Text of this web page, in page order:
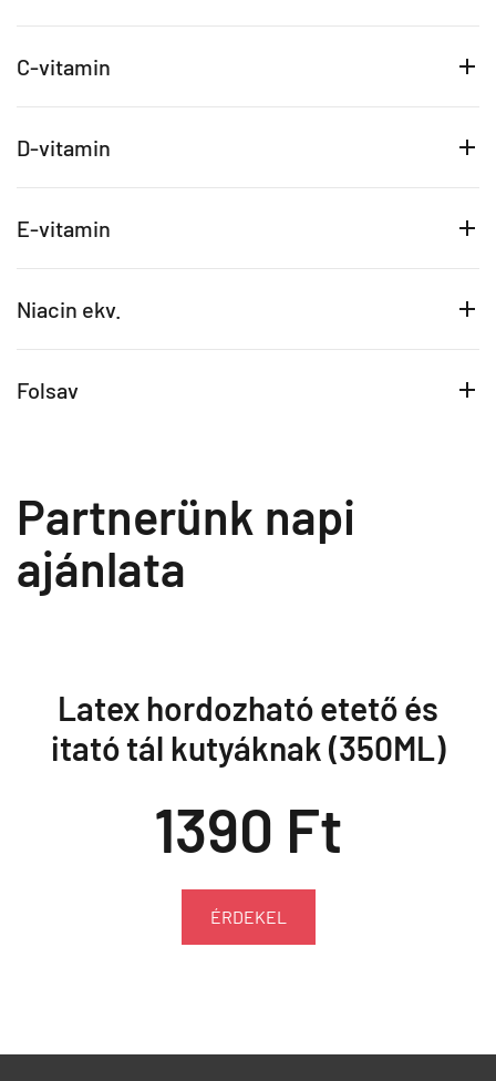
C-vitamin
D-vitamin
E-vitamin
Niacin ekv.
Folsav
Partnerünk napi
ajánlata
Latex hordozható etető és
itató tál kutyáknak (350ML)
1390 Ft
ÉRDEKEL